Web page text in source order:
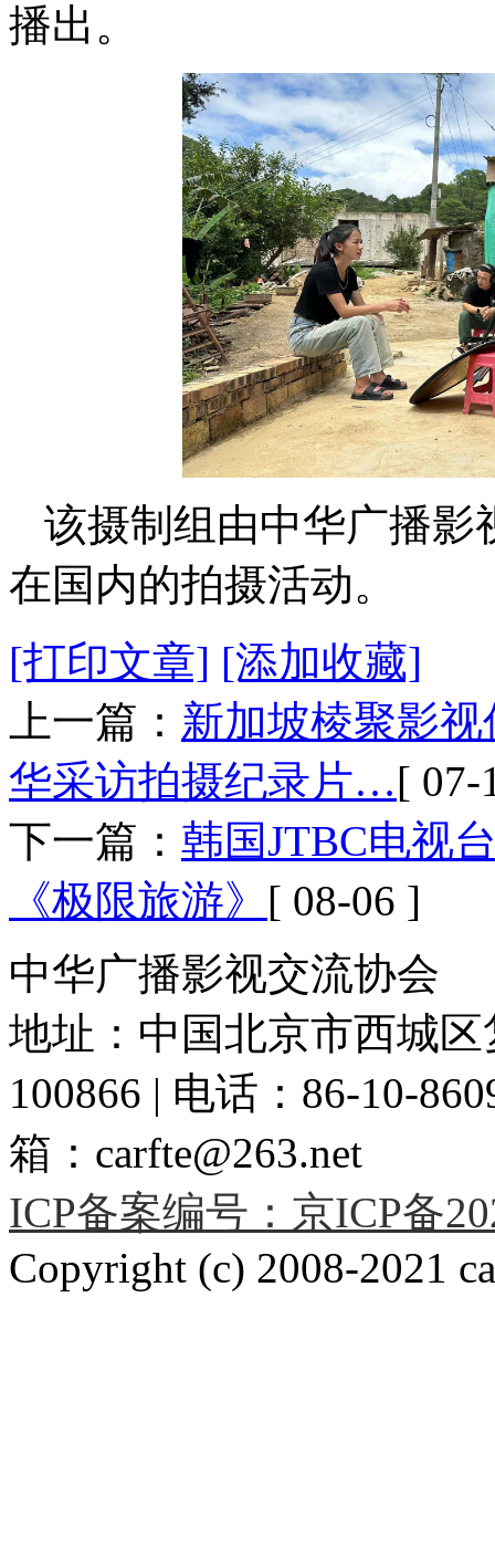
播出。
该摄制组由中华广播影
在国内的拍摄活动。
[打印文章] [添加收藏]
上一篇： 新加坡棱聚影
华采访拍摄纪录片…[ 07-
下一篇： 韩国JTBC电视
《极限旅游》 [ 08-06 ]
中华广播影视交流协会
地址：中国北京市西城
100866 | 电话：86-10-
箱：carfte@263.net
ICP备案编号：京ICP备
Copyright (c) 2008-2021